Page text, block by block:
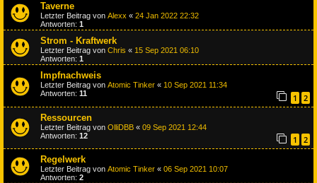
Taverne
Letzter Beitrag von Alexx « 24 Jan 2022 22:32
Antworten: 1
Strom - Kraftwerk
Letzter Beitrag von Chris « 15 Sep 2021 06:10
Antworten: 1
Impfnachweis
Letzter Beitrag von Atomic Tinker « 10 Sep 2021 11:34
Antworten: 11 1
2
Ressourcen
Letzter Beitrag von OlliDBB « 09 Sep 2021 12:44
Antworten: 12 1
2
Regelwerk
Letzter Beitrag von Atomic Tinker « 06 Sep 2021 10:07
Antworten: 2